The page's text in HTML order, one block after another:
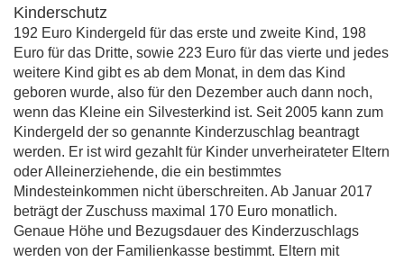
Kinderschutz
192 Euro Kindergeld für das erste und zweite Kind, 198
Euro für das Dritte, sowie 223 Euro für das vierte und jedes
weitere Kind gibt es ab dem Monat, in dem das Kind
geboren wurde, also für den Dezember auch dann noch,
wenn das Kleine ein Silvesterkind ist. Seit 2005 kann zum
Kindergeld der so genannte Kinderzuschlag beantragt
werden. Er ist wird gezahlt für Kinder unverheirateter Eltern
oder Alleinerziehende, die ein bestimmtes
Mindesteinkommen nicht überschreiten. Ab Januar 2017
beträgt der Zuschuss maximal 170 Euro monatlich.
Genaue Höhe und Bezugsdauer des Kinderzuschlags
werden von der Familienkasse bestimmt. Eltern mit